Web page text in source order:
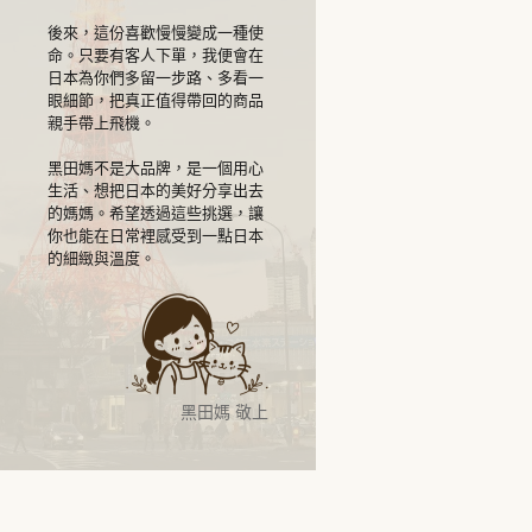
後來，這份喜歡慢慢變成一種使
命。只要有客人下單，我便會在
日本為你們多留一步路、多看一
眼細節，把真正值得帶回的商品
親手帶上飛機。
黑田媽不是大品牌，是一個用心
生活、想把日本的美好分享出去
的媽媽。希望透過這些挑選，讓
你也能在日常裡感受到一點日本
的細緻與溫度。
黑田媽 敬上